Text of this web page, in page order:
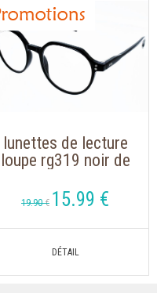
lunettes de lecture
loupe rg319 noir de
19.90 € 15.99 €